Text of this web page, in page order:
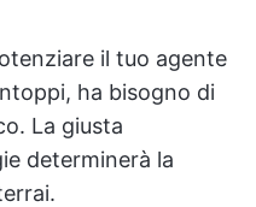
il tuo agente
ha bisogno di
La giusta
determinerà la